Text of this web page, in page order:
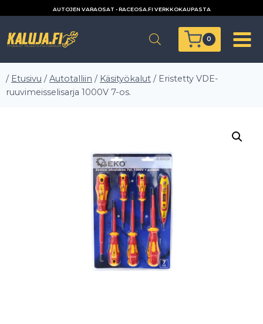
AUTOJEN VARAOSAT - RACEOSA.FI VERKKOKAUPASTA
0
/ Etusivu / Autotalliin / Käsityökalut / Eristetty VDE-
ruuvimeisselisarja 1000V 7-os.